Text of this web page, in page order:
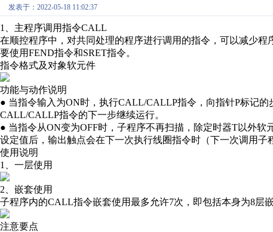
发表于：2022-05-18 11:02:37
1、主程序调用指令CALL
在顺控程序中，对共同处理的程序进行调用的指令，可以减少
要使用FEND指令和SRET指令。
指令格式及对象软元件
功能与动作说明
● 当指令输入为ON时，执行CALL/CALLP指令，向指针P标记
CALL/CALLP指令的下一步继续运行。
● 当指令从ON变为OFF时，子程序不再扫描，除定时器T以外软
设定值后，输出触点会在下一次执行线圈指令时（下一次调用子
使用说明
1、一层使用
2、嵌套使用
子程序内的CALL指令嵌套使用最多允许7次，即包括本身为8层嵌
注意要点